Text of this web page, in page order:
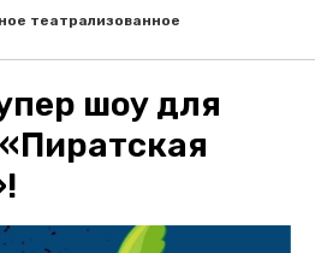
театрализованное
шоу для